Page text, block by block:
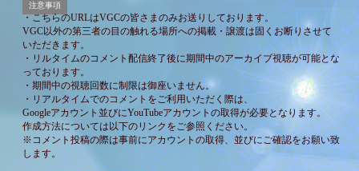
注意事項
・こちらのURLはVGCの皆さまのみお送りしております。
VGC以外の第三者の目の触れる場所への掲載・譲渡は固くお断りさせて
いただきます。
・リルタイムのコメント配信終了後に期間中のアーカイブ視聴が可能とな
っております。
・期間中の視聴回数に制限は御座いません。
・リアルタイムでのコメントをご利用いただく際は、
Googleアカウント並びにYouTubeアカウントの取得が必要となります。
作成方法については以下のリンクをご参照ください。
※コメント投稿の際は事前にアカウントの取得、並びにご確認をお願い致
します。